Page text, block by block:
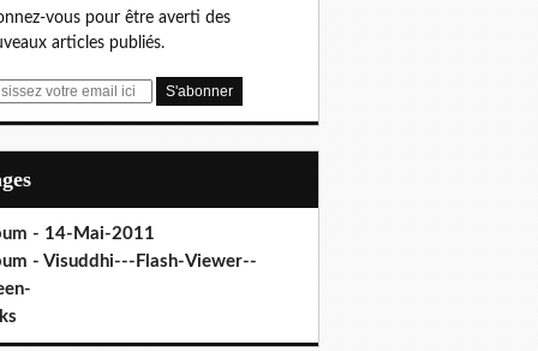
vous pour être averti des
articles publiés.
- 14-Mai-2011
- Visuddhi---Flash-Viewer--